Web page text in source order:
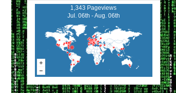
1,343 Pageviews
Jul. 06th - Aug. 06th